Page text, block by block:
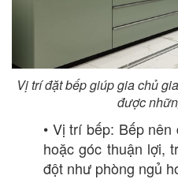
Vị trí đặt bếp giúp gia chủ
được
• Vị trí bếp: Bếp
hoặc góc thuận lợi,
đột như phòng ngủ